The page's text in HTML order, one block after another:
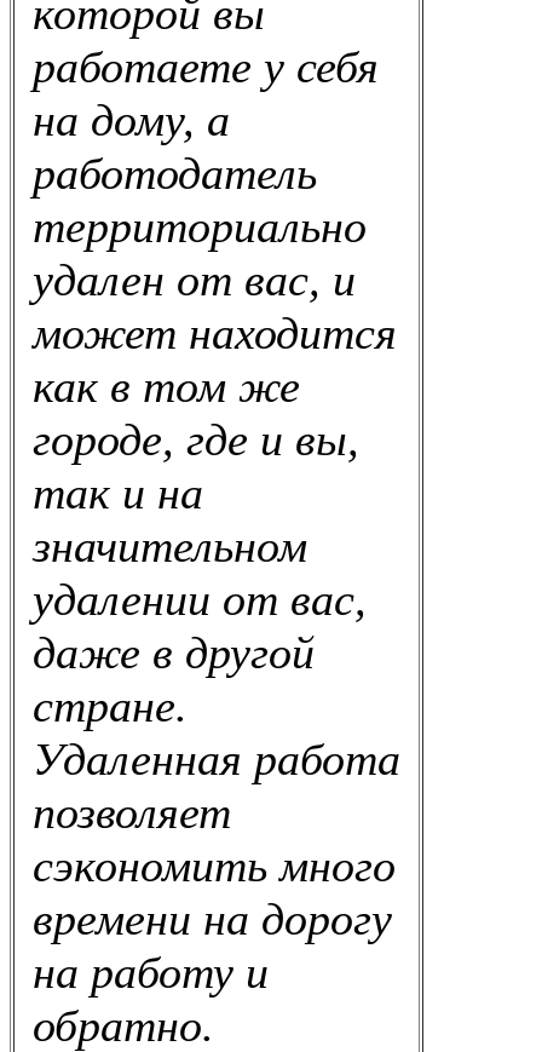
которой вы
работаете у себя
на дому, а
работодатель
территориально
удален от вас, и
может находится
как в том же
городе, где и вы,
так и на
значительном
удалении от вас,
даже в другой
стране.
Удаленная работа
позволяет
сэкономить много
времени на дорогу
на работу и
обратно.